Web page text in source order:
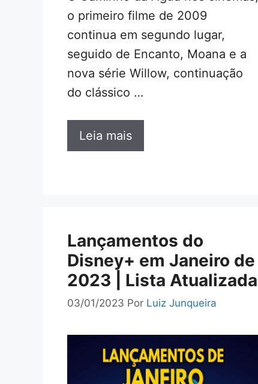
o primeiro filme de 2009
continua em segundo lugar,
seguido de Encanto, Moana e a
nova série Willow, continuação
do clássico …
Leia mais
Lançamentos do
Disney+ em Janeiro de
2023 | Lista Atualizada
03/01/2023 Por Luiz Junqueira